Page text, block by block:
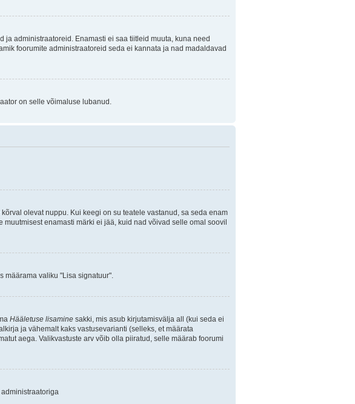
administraatoreid. Enamasti ei saa tiitleid muuta, kuna need
foorumite administraatoreid seda ei kannata ja nad madaldavad
on selle võimaluse lubanud.
olevat nuppu. Kui keegi on su teatele vastanud, sa seda enam
enamasti märki ei jää, kuid nad võivad selle omal soovil
määrama valiku "Lisa signatuur".
Hääletuse lisamine sakki, mis asub kirjutamisvälja all (kui seda ei
ja vähemalt kaks vastusevarianti (selleks, et määrata
aega. Valikvastuste arv võib olla piiratud, selle määrab foorumi